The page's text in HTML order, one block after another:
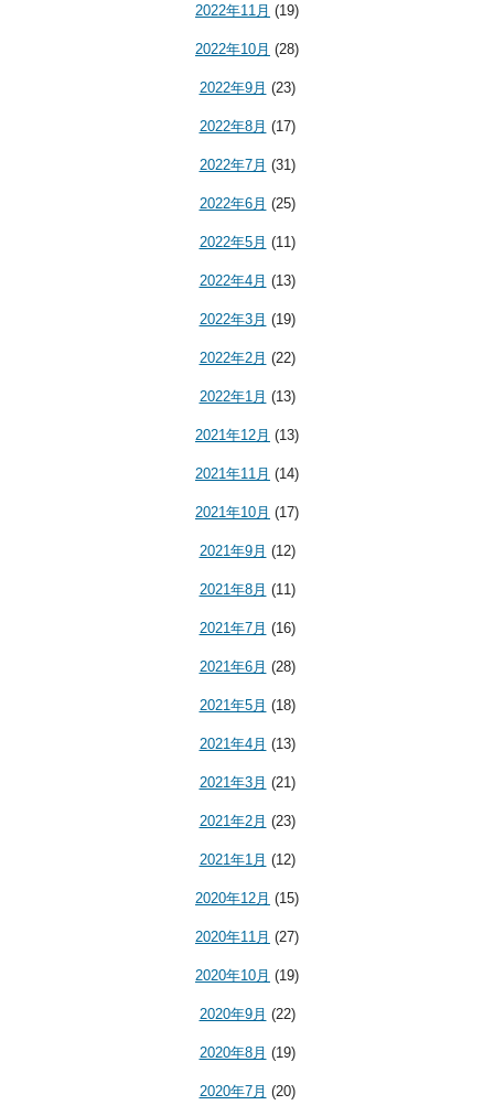
2022年11月 (19)
2022年10月 (28)
2022年9月 (23)
2022年8月 (17)
2022年7月 (31)
2022年6月 (25)
2022年5月 (11)
2022年4月 (13)
2022年3月 (19)
2022年2月 (22)
2022年1月 (13)
2021年12月 (13)
2021年11月 (14)
2021年10月 (17)
2021年9月 (12)
2021年8月 (11)
2021年7月 (16)
2021年6月 (28)
2021年5月 (18)
2021年4月 (13)
2021年3月 (21)
2021年2月 (23)
2021年1月 (12)
2020年12月 (15)
2020年11月 (27)
2020年10月 (19)
2020年9月 (22)
2020年8月 (19)
2020年7月 (20)